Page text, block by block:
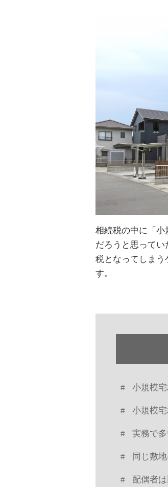
相続税の中に「小
だろうと思って
税となってしまう
す。
小規模
小規模
実務で
同じ敷
配偶者